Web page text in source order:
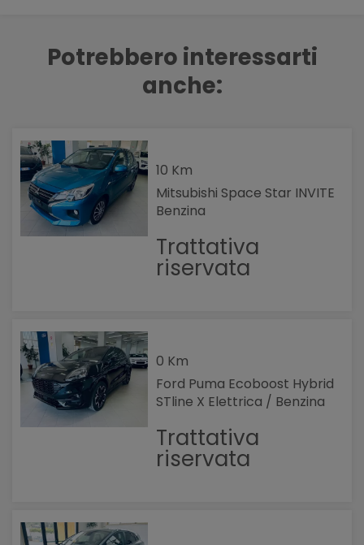
Potrebbero interessarti
anche:
10 Km
Mitsubishi Space Star INVITE
Benzina
Trattativa
riservata
0 Km
Ford Puma Ecoboost Hybrid
STline X Elettrica / Benzina
Trattativa
riservata